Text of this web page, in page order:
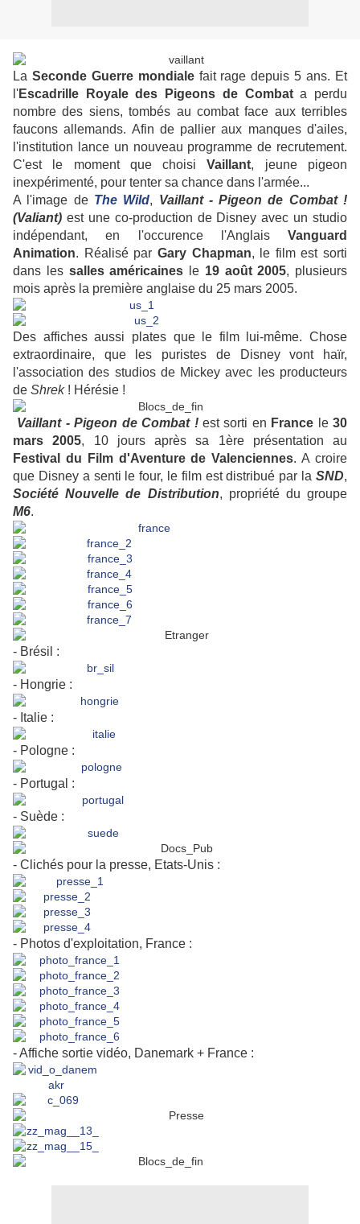
La Seconde Guerre mondialefait rage depuis 5 ans. Et
l'Escadrille Royale des Pigeons de Combata perdu
nombre des siens, tombés au combat face aux terribles
faucons allemands. Afin de pallier aux manques d'ailes,
l'institution lance un nouveau programme de recrutement.
C'est le moment que choisiVaillant, jeune pigeon
inexpérimenté, pour tenter sa chance dans l'armée...
A l'image de The Wild, Vaillant - Pigeon de Combat !
(Valiant) est une co-production de Disney avec un studio
indépendant, en l'occurence l'Anglais Vanguard
Animation. Réalisé par Gary Chapman, le film est sorti
dans les salles américaines le 19 août 2005, plusieurs
mois après la première anglaise du 25 mars 2005.
Des affiches aussi plates que le film lui-même. Chose
extraordinaire, que les puristes de Disney vont haïr,
l'association des studios de Mickey avec les producteurs
de Shrek! Hérésie !
Vaillant - Pigeon de Combat ! est sorti en France le30
mars 2005, 10 jours après sa 1ère présentation au
Festival du Film d'Aventure de Valenciennes. A croire
que Disney a senti le four, le film est distribué par la SND,
Société Nouvelle de Distribution, propriété du groupe
M6.
- Brésil :
- Hongrie :
- Italie :
- Pologne :
- Portugal :
- Suède :
- Clichés pour la presse, Etats-Unis :
- Photos d'exploitation, France :
- Affiche sortie vidéo, Danemark + France :